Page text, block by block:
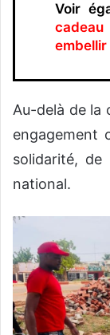
Voir
embellir
Au-delà de la
engagement
solidarité, de
national.